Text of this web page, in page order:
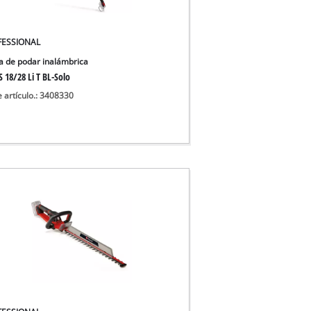
pozos
de podar inalámbrica
18/28 Li T BL-Solo
artículo.: 3408330